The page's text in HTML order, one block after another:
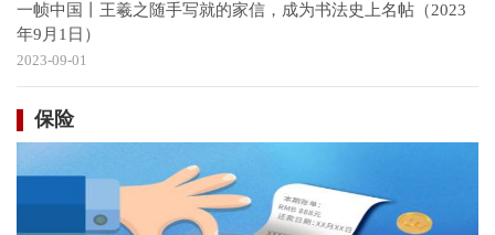
一帧中国丨王羲之随手写就的家信，成为书法史上名帖（2023
年9月1日）
2023-09-01
保险